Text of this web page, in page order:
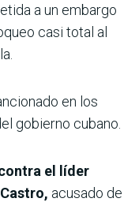
a un embargo
casi total al
en los
gobierno cubano.
el líder
acusado de